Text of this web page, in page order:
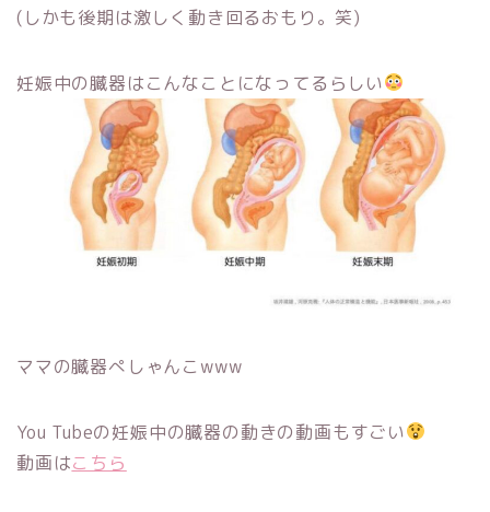
(しかも後期は激しく動き回るおもり。笑)
妊娠中の臓器はこんなことになってるらしい
ママの臓器ぺしゃんこwww
You Tubeの妊娠中の臓器の動きの動画もすごい
動画はこちら